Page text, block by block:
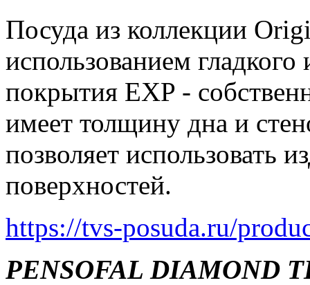
Посуда из коллекции
использованием гладкого
покрытия EXP -
имеет толщину дна и
позволяет использовать
поверхностей.
https://tvs-posuda.ru/
PENSOFAL DIAMOND